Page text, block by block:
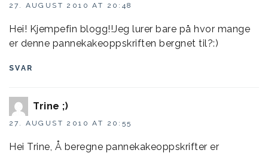
27. AUGUST 2010 AT 20:48
Hei! Kjempefin blogg!!Jeg lurer bare på hvor mange
er denne pannekakeoppskriften bergnet til?:)
SVAR
Trine ;)
27. AUGUST 2010 AT 20:55
Hei Trine, Å beregne pannekakeoppskrifter er